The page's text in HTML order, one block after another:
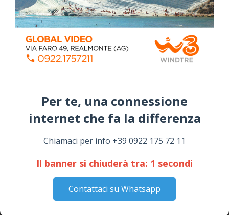
Per te, una connessione
internet che fa la differenza​
Chiamaci per info +39 0922 175 72 11
Il banner si chiuderà tra: 1 secondi
Contattaci su Whatsapp
July 24, 2026
Siculiana, concerto del 1° Maggio 2026 in
Piazza Umberto I: arrivano I Cugini di
Campagna
April 14, 2026
GIUSEPPE
March 16, 2026